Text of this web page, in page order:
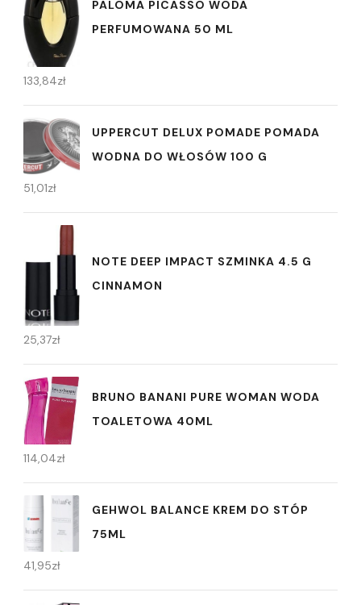
PALOMA PICASSO WODA
PERFUMOWANA 50 ML
133,84zł
UPPERCUT DELUX POMADE POMADA
WODNA DO WŁOSÓW 100 G
51,01zł
NOTE DEEP IMPACT SZMINKA 4.5 G
CINNAMON
25,37zł
BRUNO BANANI PURE WOMAN WODA
TOALETOWA 40ML
114,04zł
GEHWOL BALANCE KREM DO STÓP
75ML
41,95zł